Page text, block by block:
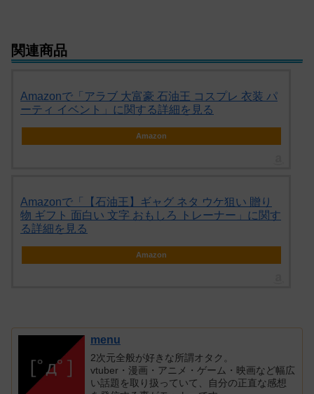
関連商品
Amazonで「アラブ 大富豪 石油王 コスプレ 衣装 パ
ーティ イベント」に関する詳細を見る
Amazon
Amazonで「【石油王】ギャグ ネタ ウケ狙い 贈り
物 ギフト 面白い 文字 おもしろ トレーナー」に関す
る詳細を見る
Amazon
menu
2次元全般が好きな所謂オタク。
vtuber・漫画・アニメ・ゲーム・映画など幅広
い話題を取り扱っていて、自分の正直な感想